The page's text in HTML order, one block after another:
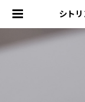
シト
d-
セサ